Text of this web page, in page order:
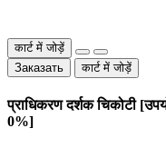
कार्ट में जोड़ें
Заказать
कार्ट में जोड़ें
प्राधिकरण दर्शक चिकोटी
0%]